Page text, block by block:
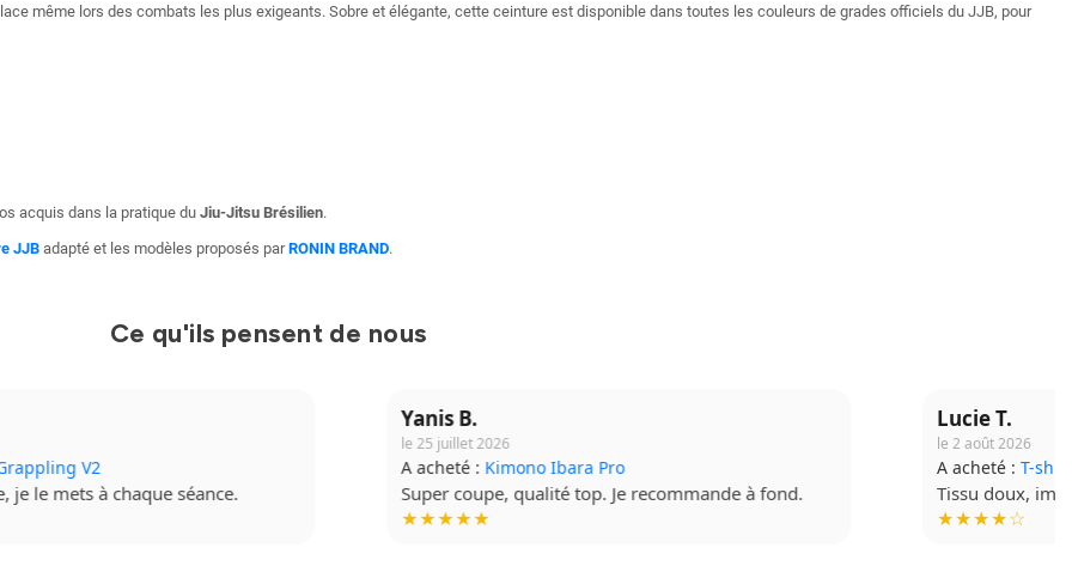
même lors des combats les plus exigeants. Sobre et élégante, cette ceinture est disponible dans toutes les couleurs de grades officiels du JJB, pour
acquis dans la pratique du Jiu-Jitsu Brésilien.
JJB adapté et les modèles proposés parRONIN BRAND.
Ce qu'ils pensent de nous
A acheté :
Super coupe, qualité top. Je recommande à fond.
A acheté :
Tissu doux, impression de qualité. Très contente !